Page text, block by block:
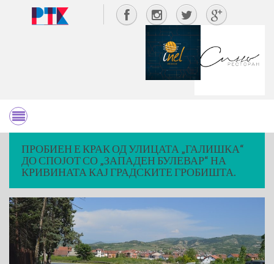
ПРОБИЕН Е КРАК ОД УЛИЦАТА „ГАЛИШКА“
ДО СПОЈОТ СО „ЗАПАДЕН БУЛЕВАР“ НА
КРИВИНАТА КАЈ ГРАДСКИТЕ ГРОБИШТА.